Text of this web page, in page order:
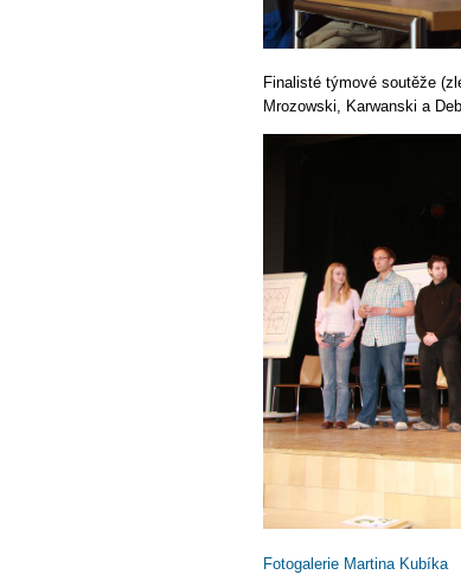
Finalisté týmové soutěže
Mrozowski, Karwanski a
Fotogalerie Martina Kubíka